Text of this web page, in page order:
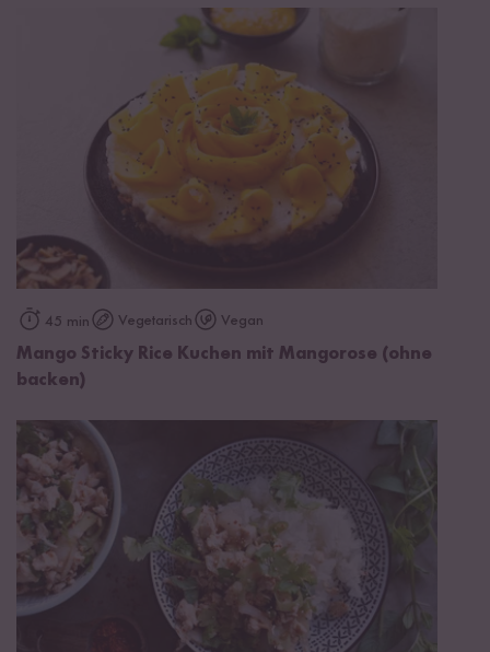
45 min Vegetarisch Vegan
Mango Sticky Rice Kuchen mit Mangorose (ohne
backen)